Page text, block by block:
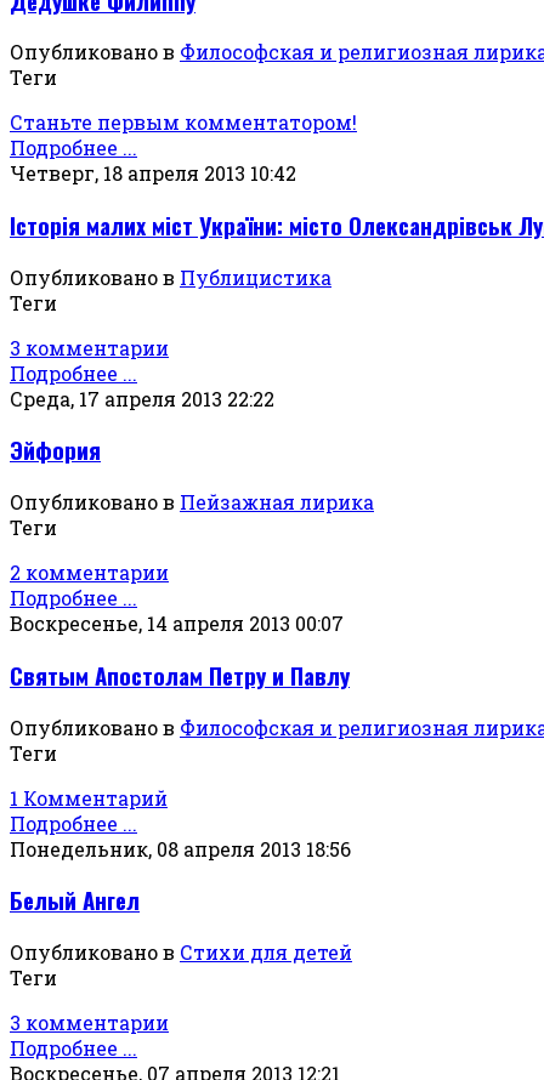
Опубликовано в Философская и религиозная
Теги
Станьте первым комментатором!
Подробнее ...
Четверг, 18 апреля 2013 10:42
Історія малих міст України: місто Олександрівськ
Опубликовано в Публицистика
Теги
3 комментарии
Подробнее ...
Среда, 17 апреля 2013 22:22
Эйфория
Опубликовано в Пейзажная лирика
Теги
2 комментарии
Подробнее ...
Воскресенье, 14 апреля 2013 00:07
Святым Апостолам Петру и Павлу
Опубликовано в Философская и религиозная
Теги
1 Комментарий
Подробнее ...
Понедельник, 08 апреля 2013 18:56
Белый Ангел
Опубликовано в Стихи для детей
Теги
3 комментарии
Подробнее ...
Воскресенье, 07 апреля 2013 12:21